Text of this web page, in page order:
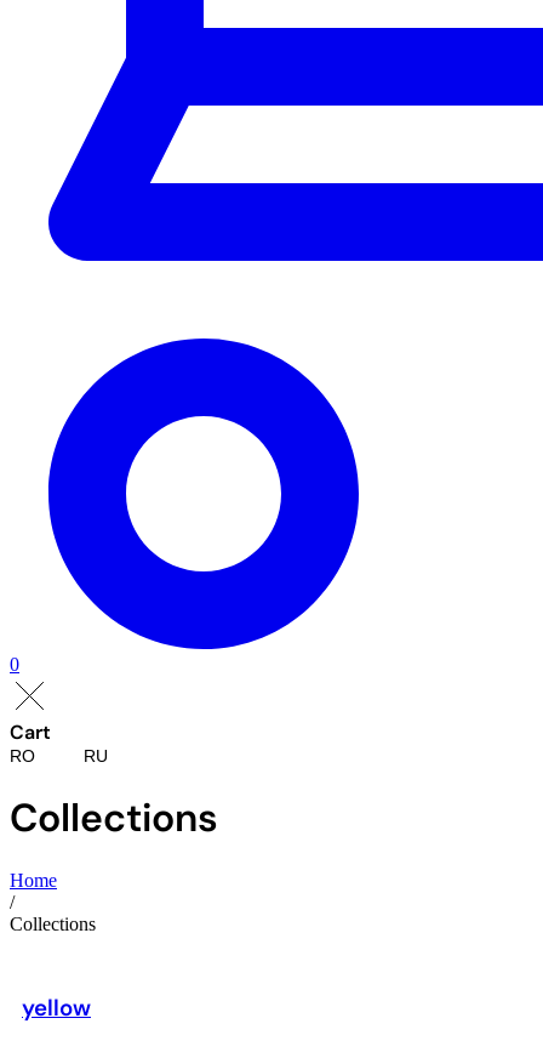
0
Cart
RO RU
Collections
Home
/
Collections
yellow